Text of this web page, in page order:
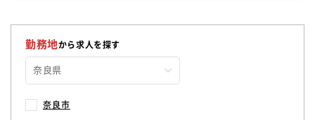
勤務地から求人を探す
奈良市